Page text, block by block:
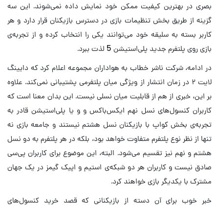
بصری در بهترین کیفیت ممکن خود نمایش داده نمی‌شوند. این سه
گزینه از طریق بخش تنظیمات بازی در دسترس بازیکنان قرار دارد و هر
کاربر بسته به سلیقه خود می‌توانند یکی را انتخاب کرده و از تجربه‌ی
بازی روی پلتفرم جدید پلی‌استیشن 5 لذت ببرد.
در ادامه، شرکت ناشر خطاب به هواداران مجموعه اعلام کرد که دایینگ
لایت ۲ در زمان انتشار از ویژگی میان پلتفرمی پشتیبانی نمی‌کند. علاوه
بر این، خبری از هم از قابلیت میان نسلی نیست. این بدان معنا است که
کاربران کنسول‌های نسل نهم ایکس‌باکس و و یا پلی‌استیشن قادر به
تجربه‌ی بخش کواپ با بازیکنان نسل هشتم نیستند و جامعه بازی نه
تنها از نظر نوع پلتفرم متفاوت خواهد بود، بلکه در هر پلتفرم به دو نسل
هشتم و نهم نیز تقسیم می‌شود. البته، این موضوع برای کاربران پی‌سی
صادق نیست و کاربران هر دو شبکه‌ی استیم و اپیک گیمز در یک جهان
مشترک با یکدیگر بازی خواهند کرد.
خبر خوب برای آن دسته از بازیکنانی که قصد خرید کنسول‌های